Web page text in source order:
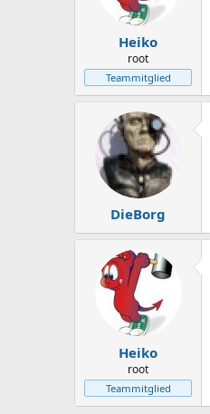
Heiko
root
Teammitglied
DieBorg
Heiko
root
Teammitglied